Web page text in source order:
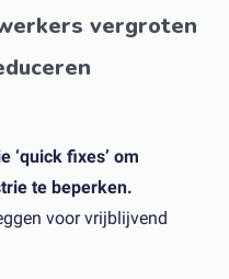
vergroten
‘quick fixes’ om
te beperken.
voor vrijblijvend